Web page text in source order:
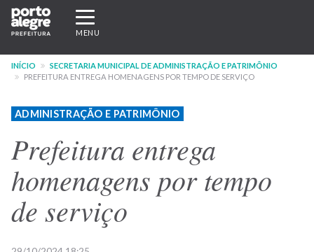
Pular
para
conteúdo
principal
Expandir/recolher
navegação
MENU
INÍCIO
SECRETARIA MUNICIPAL DE ADMINISTRAÇÃO E PATRIMÔNIO
PREFEITURA ENTREGA HOMENAGENS POR TEMPO DE SERVIÇO
ADMINISTRAÇÃO E PATRIMÔNIO
Prefeitura entrega
homenagens por tempo
de serviço